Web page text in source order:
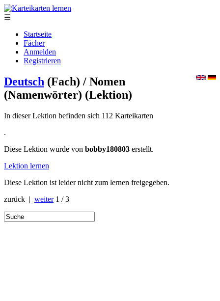
☰
Startseite
Fächer
Anmelden
Registrieren
Deutsch (Fach) / Nomen
(Namenwörter) (Lektion)
In dieser Lektion befinden sich 112 Karteikarten
.
Diese Lektion wurde von bobby180803 erstellt.
Lektion lernen
Diese Lektion ist leider nicht zum lernen freigegeben.
zurück | weiter 1 / 3